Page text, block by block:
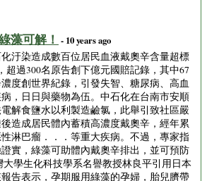
藻可解！ - 10 years ago
染造成數百位居民血液戴奧辛含量超標
超過300名原告創下億元國賠記錄，其中67
度創世界紀錄，引發失智、糖尿病、高血
，日日與藥物為伍。中石化在台南市安順
解食鹽水以利製造鹼氯，此舉引致社區嚴
造成居民體內蓄積高濃度戴奧辛，經年累
淋巴瘤．．．等重大疾病。不過，專家指
實，綠藻可助體內戴奧辛排出，並可預防
學生化科技學系名譽教授林良平引用日本
告表示，孕期服用綠藻的孕婦，胎兒臍帶